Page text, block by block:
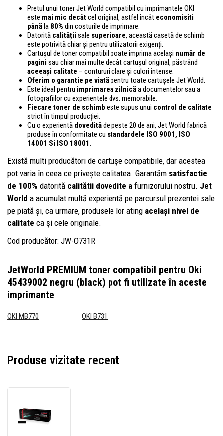
Pretul unui toner Jet World compatibil cu imprimantele OKI
este mai mic decâtcel original, astfel încât economisiti
pânăla 80% din costurile de imprimare.
Datorită calității sale superioare, această casetă de schimb
este potrivită chiar și pentru utilizatorii exigenți.
Cartușul de toner compatibil poate imprima același număr de
pagini sau chiar mai multe decât cartușul original, păstrând
aceeași calitate – contururi clare și culori intense.
Oferim o garantie pe viatăpentru toate cartușele Jet World.
Este ideal pentru imprimarea zilnicăa documentelor sau a
fotografiilor cu experientele dvs. memorabile.
Fiecare toner de schimb este supus unui control de calitate
strict în timpul producției.
Cu o experientă dovedităde peste 20 de ani, Jet World fabrică
produse în conformitate cu standardele ISO 9001, ISO
14001 Si ISO 18001.
Există multi producători de cartușe compatibile, dar acestea
pot varia în ceea ce privește calitatea. Garantăm satisfactie
de 100% datorită calitătii dovedite a furnizorului nostru. Jet
World a acumulat multă experientă pe parcursul prezentei sale
pe piată și, ca urmare, produsele lor ating același nivel de
calitate ca și cele originale.
Cod producător: JW-O731R
JetWorld PREMIUM toner compatibil pentru Oki
45439002 negru (black) pot fi utilizate în aceste
imprimante
OKI MB770 OKI B731
Produse vizitate recent